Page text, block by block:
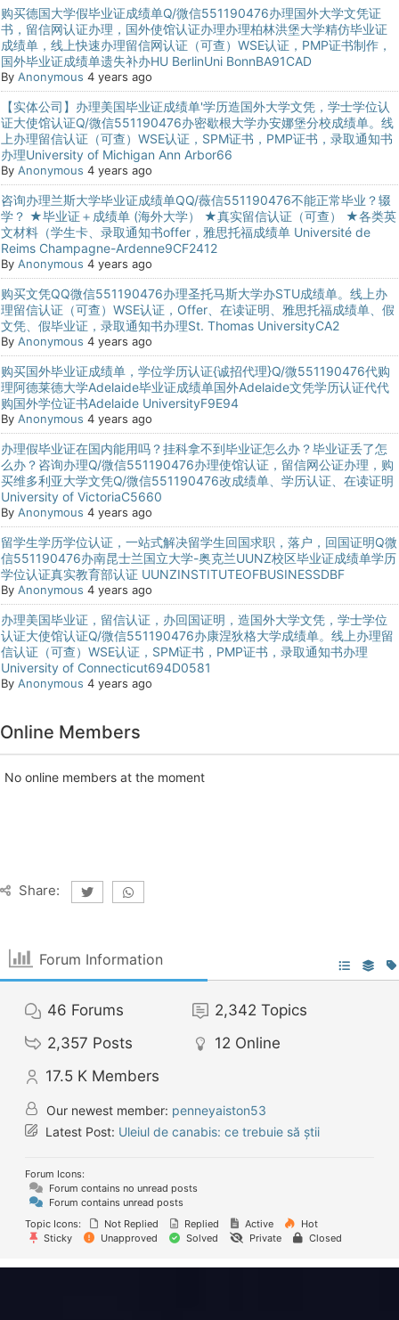
购买德国大学假毕业证成绩单Q/微信551190476办理国外大学文凭证
书，留信网认证办理，国外使馆认证办理办理柏林洪堡大学精仿毕业证
成绩单，线上快速办理留信网认证（可查）WSE认证，PMP证书制作，
国外毕业证成绩单遗失补办HU BerlinUni BonnBA91CAD
By Anonymous 4 years ago
【实体公司】办理美国毕业证成绩单'学历造国外大学文凭，学士学位认
证大使馆认证Q/微信551190476办密歇根大学办安娜堡分校成绩单。线
上办理留信认证（可查）WSE认证，SPM证书，PMP证书，录取通知书
办理University of Michigan Ann Arbor66
By Anonymous 4 years ago
咨询办理兰斯大学毕业证成绩单QQ/薇信551190476不能正常毕业？辍
学？ ★毕业证＋成绩单 (海外大学） ★真实留信认证（可查） ★各类英
文材料（学生卡、录取通知书offer，雅思托福成绩单 Université de
Reims Champagne-Ardenne9CF2412
By Anonymous 4 years ago
购买文凭QQ微信551190476办理圣托马斯大学办STU成绩单。线上办
理留信认证（可查）WSE认证，Offer、在读证明、雅思托福成绩单、假
文凭、假毕业证，录取通知书办理St. Thomas UniversityCA2
By Anonymous 4 years ago
购买国外毕业证成绩单，学位学历认证{诚招代理}Q/微551190476代购
理阿德莱德大学Adelaide毕业证成绩单国外Adelaide文凭学历认证代代
购国外学位证书Adelaide UniversityF9E94
By Anonymous 4 years ago
办理假毕业证在国内能用吗？挂科拿不到毕业证怎么办？毕业证丢了怎
么办？咨询办理Q/微信551190476办理使馆认证，留信网公证办理，购
买维多利亚大学文凭Q/微信551190476改成绩单、学历认证、在读证明
University of VictoriaC5660
By Anonymous 4 years ago
留学生学历学位认证，一站式解决留学生回国求职，落户，回国证明Q微
信551190476办南昆士兰国立大学-奥克兰UUNZ校区毕业证成绩单学历
学位认证真实教育部认证 UUNZINSTITUTEOFBUSINESSDBF
By Anonymous 4 years ago
办理美国毕业证，留信认证，办回国证明，造国外大学文凭，学士学位
认证大使馆认证Q/微信551190476办康涅狄格大学成绩单。线上办理留
信认证（可查）WSE认证，SPM证书，PMP证书，录取通知书办理
University of Connecticut694D0581
By Anonymous 4 years ago
Online Members
No online members at the moment
Share:
Forum Information
46 Forums 2,342 Topics
2,357 Posts 12 Online
17.5 K Members
Our newest member: penneyaiston53
Latest Post: Uleiul de canabis: ce trebuie să știi
Forum Icons:
Forum contains no unread posts
Forum contains unread posts
Topic Icons:
Not Replied Replied Active
Hot
Sticky
Unapproved Solved Private Closed